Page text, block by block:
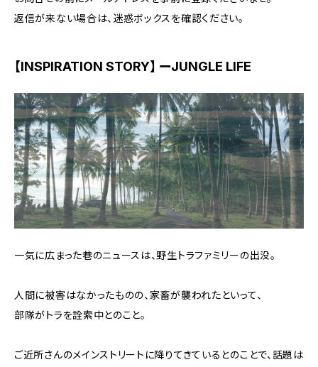
返信が来ない場合は、迷惑ボックスを確認ください。
【INSPIRATION STORY】 ーJUNGLE LIFE
一気に広まった巷のニュースは、野生トラファミリーの出没。
人間に被害はなかったものの、家畜が襲われたといって、
部隊がトラを詮索中とのこと。
ご近所さんのメインストリートに降りてきているとのことで、話題は